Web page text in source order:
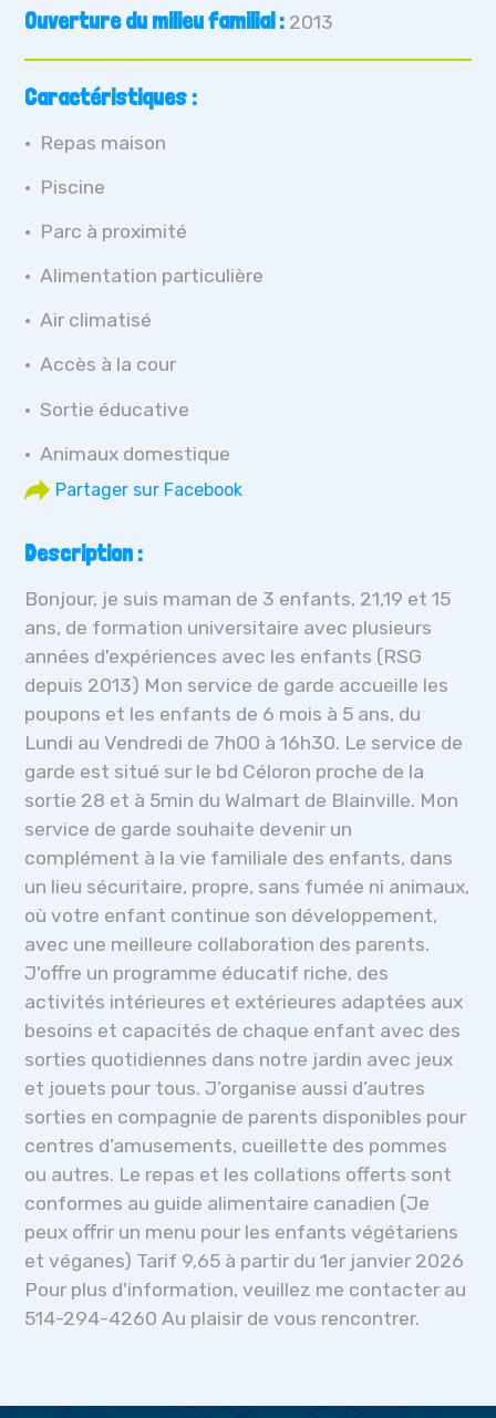
Ouverture du milieu familial : 2013
Caractéristiques :
Repas maison
Piscine
Parc à proximité
Alimentation particulière
Air climatisé
Accès à la cour
Sortie éducative
Animaux domestique
Description :
Bonjour, je suis maman de 3 enfants, 21,19 et 15
ans, de formation universitaire avec plusieurs
années d'expériences avec les enfants (RSG
depuis 2013) Mon service de garde accueille les
poupons et les enfants de 6 mois à 5 ans, du
Lundi au Vendredi de 7h00 à 16h30. Le service de
garde est situé sur le bd Céloron proche de la
sortie 28 et à 5min du Walmart de Blainville. Mon
service de garde souhaite devenir un
complément à la vie familiale des enfants, dans
un lieu sécuritaire, propre, sans fumée ni animaux,
où votre enfant continue son développement,
avec une meilleure collaboration des parents.
J'offre un programme éducatif riche, des
activités intérieures et extérieures adaptées aux
besoins et capacités de chaque enfant avec des
sorties quotidiennes dans notre jardin avec jeux
et jouets pour tous. J’organise aussi d’autres
sorties en compagnie de parents disponibles pour
centres d’amusements, cueillette des pommes
ou autres. Le repas et les collations offerts sont
conformes au guide alimentaire canadien (Je
peux offrir un menu pour les enfants végétariens
et véganes) Tarif 9,65 à partir du 1er janvier 2026
Pour plus d'information, veuillez me contacter au
514-294-4260 Au plaisir de vous rencontrer.